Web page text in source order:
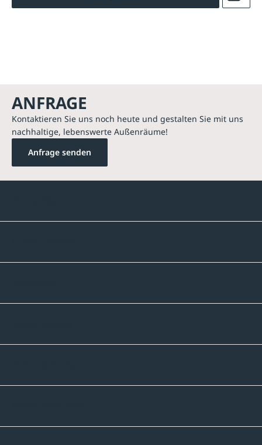
ANFRAGE
Kontaktieren Sie uns noch heute und gestalten Sie mit uns
nachhaltige, lebenswerte Außenräume!
Anfrage senden